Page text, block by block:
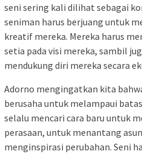
seni sering kali dilihat sebagai
seniman harus berjuang untuk
kreatif mereka. Mereka harus
setia pada visi mereka, sambil
mendukung diri mereka secara
Adorno mengingatkan kita
berusaha untuk melampaui
selalu mencari cara baru untuk
perasaan, untuk menantang
menginspirasi perubahan. Seni